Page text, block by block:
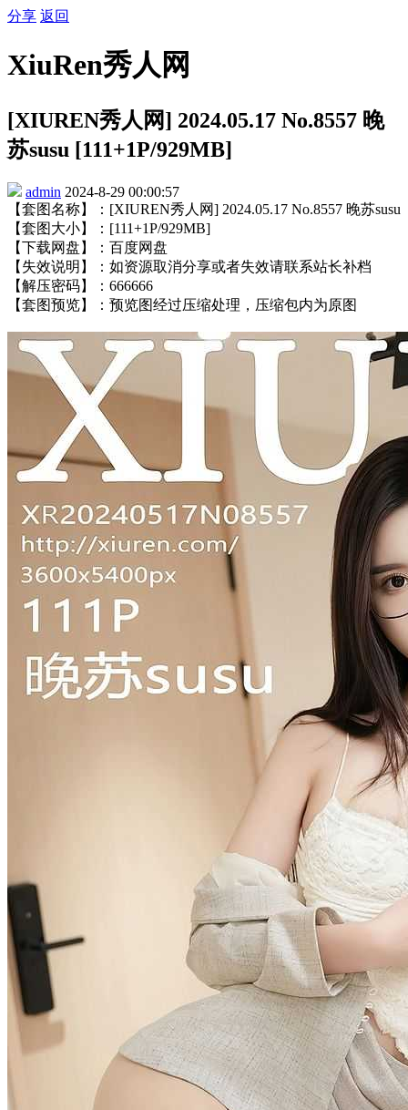
分享 返回
XiuRen秀人网
[XIUREN秀人网] 2024.05.17 No.8557 晚
苏susu [111+1P/929MB]
admin 2024-8-29 00:00:57
【套图名称】：[XIUREN秀人网] 2024.05.17 No.8557 晚苏susu
【套图大小】：[111+1P/929MB]
【下载网盘】：百度网盘
【失效说明】：如资源取消分享或者失效请联系站长补档
【解压密码】：666666
【套图预览】：预览图经过压缩处理，压缩包内为原图